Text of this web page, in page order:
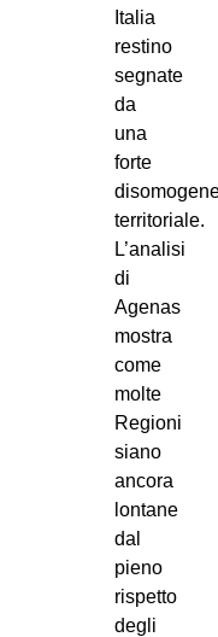
Italia
restino
segnate
da
una
forte
territoriale.
L’analisi
di
Agenas
mostra
come
molte
Regioni
siano
ancora
lontane
dal
pieno
rispetto
degli